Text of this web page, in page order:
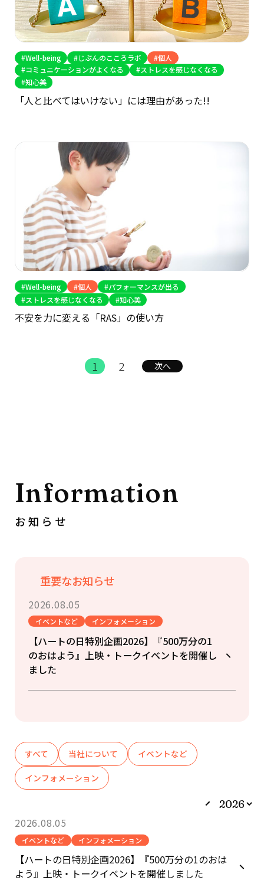
Well-being じぶんのこころラボ
個人
コミュニケーションがよくなる
ストレスを感じなくなる
知心美
「人と比べてはいけない」には理由があった!!
Well-being 個人
パフォーマンスが出る
ストレスを感じなくなる
知心美
不安を力に変える「RAS」の使い方
1 2 次へ
Information
お知らせ
重要なお知らせ
2026.08.05
イベントなど インフォメーション
【ハートの日特別企画2026】『500万分の1
のおはよう』上映・トークイベントを開催し
ました
すべて 当社について イベントなど
インフォメーション
2026.08.05
イベントなど インフォメーション
【ハートの日特別企画2026】『500万分の1のおは
よう』上映・トークイベントを開催しました